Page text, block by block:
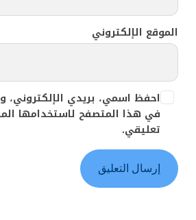
الموقع الإلكتروني
احفظ اسمي، بريدي الإلكتروني،
في هذا المتصفح لاستخدامها
تعليقي.